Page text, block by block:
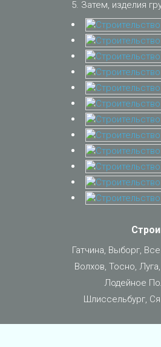
Затем, изделия
Гатчина, Выборг,
Волхов, Тосно,
Лодейное
Шлиссельбург,